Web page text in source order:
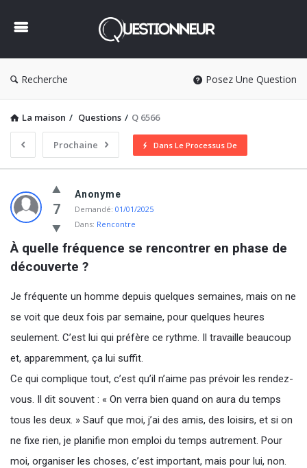
Recherche Posez Une Question
La maison / Questions / Q 6566
Prochaine Dans Le Processus De
Questionneur
Dernière
Questions
7
Anonyme
Demandé: 01/01/2025
Dans: Rencontre
À quelle fréquence se rencontrer en phase de
découverte ?
Je fréquente un homme depuis quelques semaines, mais on ne
se voit que deux fois par semaine, pour quelques heures
seulement. C’est lui qui préfère ce rythme. Il travaille beaucoup
et, apparemment, ça lui suffit.
Ce qui complique tout, c’est qu’il n’aime pas prévoir les rendez-
vous. Il dit souvent : « On verra bien quand on aura du temps
tous les deux. » Sauf que moi, j’ai des amis, des loisirs, et si on
ne fixe rien, je planifie mon emploi du temps autrement. Pour
moi, organiser les choses, c’est important, mais pour lui, non.